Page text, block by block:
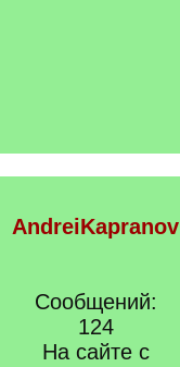
AndreiKapranov
Сообщений:
124
На сайте с